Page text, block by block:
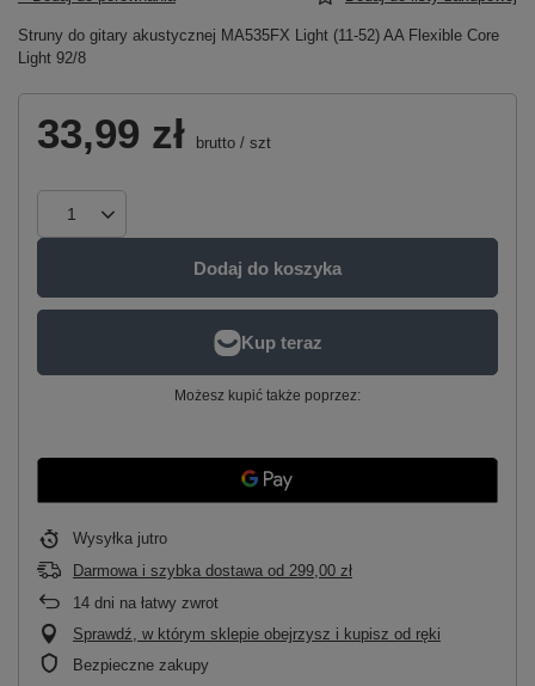
Struny do gitary akustycznej MA535FX Light (11-52) AA Flexible Core
Light 92/8
33,99 zł brutto / szt
Dodaj do koszyka
Możesz kupić także poprzez:
Wysyłka jutro
Darmowa i szybka dostawa od 299,00 zł
14 dni na łatwy zwrot
Sprawdź, w którym sklepie obejrzysz i kupisz od ręki
Bezpieczne zakupy